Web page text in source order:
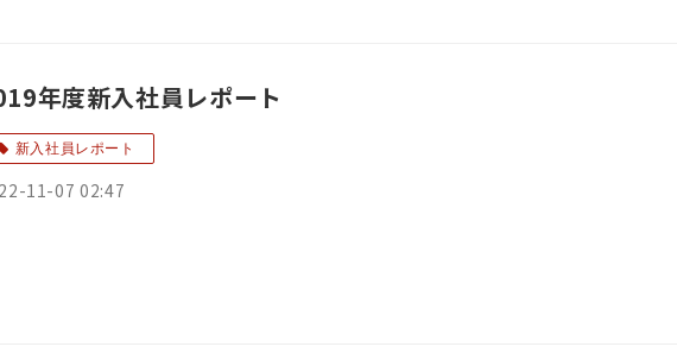
年度新入社員レポート
新入社員レポート
11-07 02:47